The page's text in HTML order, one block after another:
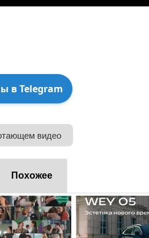
в Telegram
видео
Похожее